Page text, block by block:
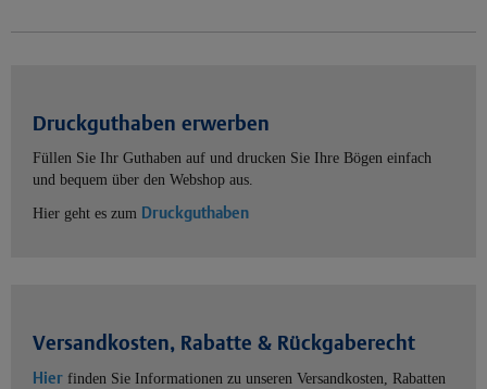
Druckguthaben erwerben
Füllen Sie Ihr Guthaben auf und drucken Sie Ihre Bögen einfach
und bequem über den Webshop aus.
Hier geht es zum Druckguthaben
Versandkosten, Rabatte & Rückgaberecht
Hier finden Sie Informationen zu unseren Versandkosten, Rabatten